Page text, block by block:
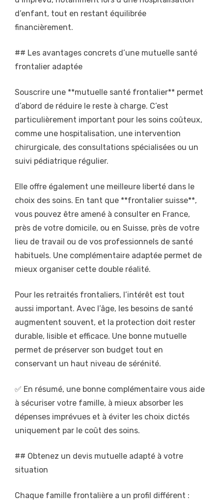
d’enfant, tout en restant équilibrée
financièrement.
## Les avantages concrets d’une mutuelle santé
frontalier adaptée
Souscrire une **mutuelle santé frontalier** permet
d’abord de réduire le reste à charge. C’est
particulièrement important pour les soins coûteux,
comme une hospitalisation, une intervention
chirurgicale, des consultations spécialisées ou un
suivi pédiatrique régulier.
Elle offre également une meilleure liberté dans le
choix des soins. En tant que **frontalier suisse**,
vous pouvez être amené à consulter en France,
près de votre domicile, ou en Suisse, près de votre
lieu de travail ou de vos professionnels de santé
habituels. Une complémentaire adaptée permet de
mieux organiser cette double réalité.
Pour les retraités frontaliers, l’intérêt est tout
aussi important. Avec l’âge, les besoins de santé
augmentent souvent, et la protection doit rester
durable, lisible et efficace. Une bonne mutuelle
permet de préserver son budget tout en
conservant un haut niveau de sérénité.
✅ En résumé, une bonne complémentaire vous aide
à sécuriser votre famille, à mieux absorber les
dépenses imprévues et à éviter les choix dictés
uniquement par le coût des soins.
## Obtenez un devis mutuelle adapté à votre
situation
Chaque famille frontalière a un profil différent :